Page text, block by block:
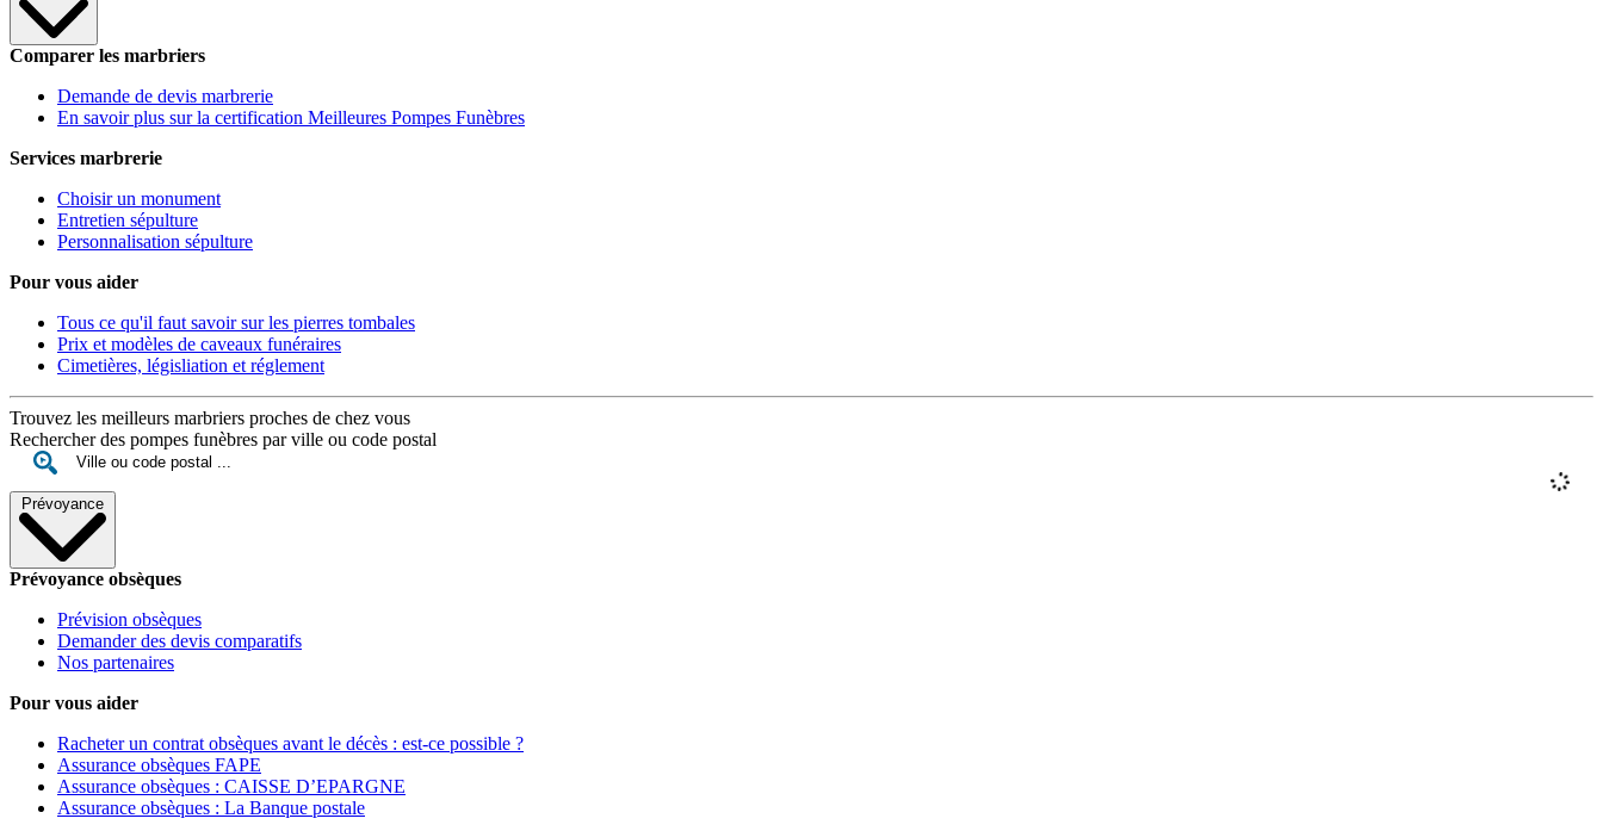
Comparer les marbriers
Demande de devis marbrerie
En savoir plus sur la certification Meilleures Pompes Funèbres
Services marbrerie
Choisir un monument
Entretien sépulture
Personnalisation sépulture
Pour vous aider
Tous ce qu'il faut savoir sur les pierres tombales
Prix et modèles de caveaux funéraires
Cimetières, législiation et réglement
Trouvez les meilleurs marbriers proches de chez vous
Rechercher des pompes funèbres par ville ou code postal
Prévoyance
Prévoyance obsèques
Prévision obsèques
Demander des devis comparatifs
Nos partenaires
Pour vous aider
Racheter un contrat obsèques avant le décès : est-ce possible ?
Assurance obsèques FAPE
Assurance obsèques : CAISSE D’EPARGNE
Assurance obsèques : La Banque postale